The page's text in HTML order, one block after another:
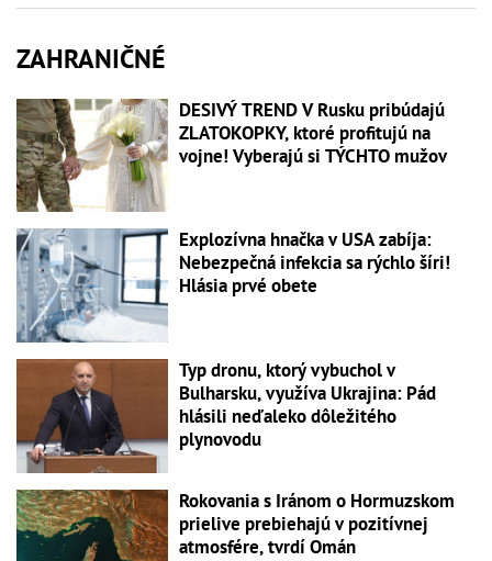
ZAHRANIČNÉ
DESIVÝ TREND V Rusku pribúdajú
ZLATOKOPKY, ktoré profitujú na
vojne! Vyberajú si TÝCHTO mužov
Explozívna hnačka v USA zabíja:
Nebezpečná infekcia sa rýchlo šíri!
Hlásia prvé obete
Typ dronu, ktorý vybuchol v
Bulharsku, využíva Ukrajina: Pád
hlásili neďaleko dôležitého
plynovodu
Rokovania s Iránom o Hormuzskom
prielive prebiehajú v pozitívnej
atmosfére, tvrdí Omán